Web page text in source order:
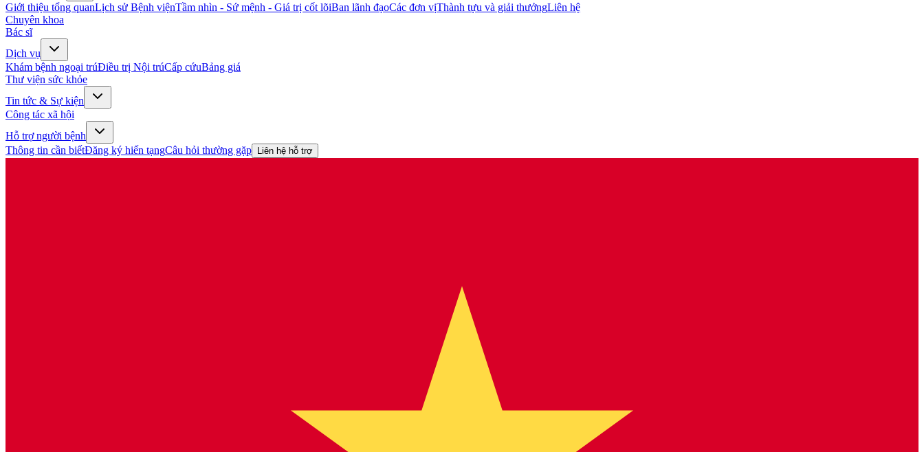
Giới thiệu tổng quanLịch sử Bệnh việnTầm nhìn - Sứ mệnh - Giá trị cốt lõiBan lãnh đạoCác đơn vịThành tựu và giải thưởngLiên hệ
Chuyên khoa
Bác sĩ
Dịch vụ
Khám bệnh ngoại trúĐiều trị Nội trúCấp cứuBảng giá
Thư viện sức khỏe
Tin tức & Sự kiện
Công tác xã hội
Hỗ trợ người bệnh
Thông tin cần biếtĐăng ký hiến tạngCâu hỏi thường gặp Liên hệ hỗ trợ